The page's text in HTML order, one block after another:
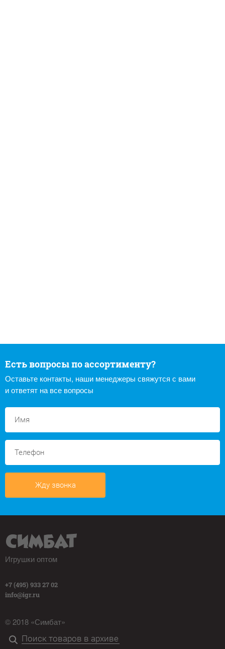
Есть вопросы по ассортименту?
Оставьте контакты, наши менеджеры свяжутся с вами
и ответят на все вопросы
Жду звонка
Игрушки оптом
+7 (495) 933 27 02
info@igr.ru
© 2018 «Симбат»